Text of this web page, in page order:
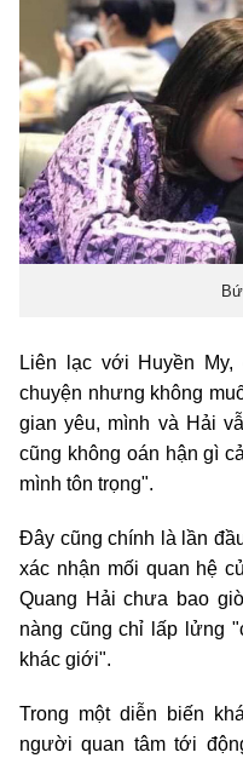
Liên lạc với Huyền
chuyện nhưng không
gian yêu, mình và Hải
cũng không oán hận gì
mình tôn trọng".
Đây cũng chính là lần
xác nhận mối quan hệ
Quang Hải chưa bao
nàng cũng chỉ lấp lửng
khác giới".
Trong một diễn biến
người quan tâm tới